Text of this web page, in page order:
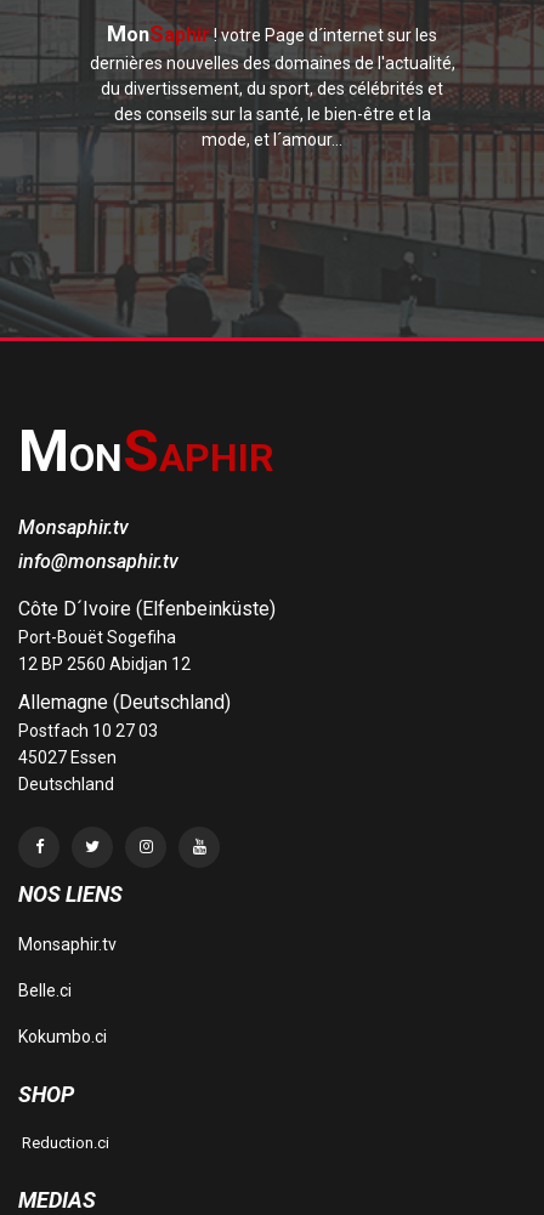
MonSaphir! votre Page d´internet sur les
dernières nouvelles des domaines de l'actualité,
du divertissement, du sport, des célébrités et
des conseils sur la santé, le bien-être et la
mode, et l´amour...
MONSAPHIR
Monsaphir.tv
info@monsaphir.tv
Côte D´Ivoire (Elfenbeinküste)
Port-Bouët Sogefiha
12 BP 2560 Abidjan 12
Allemagne (Deutschland)
Postfach 10 27 03
45027 Essen
Deutschland
NOS LIENS
Monsaphir.tv
Belle.ci
Kokumbo.ci
SHOP
Reduction.ci
MEDIAS